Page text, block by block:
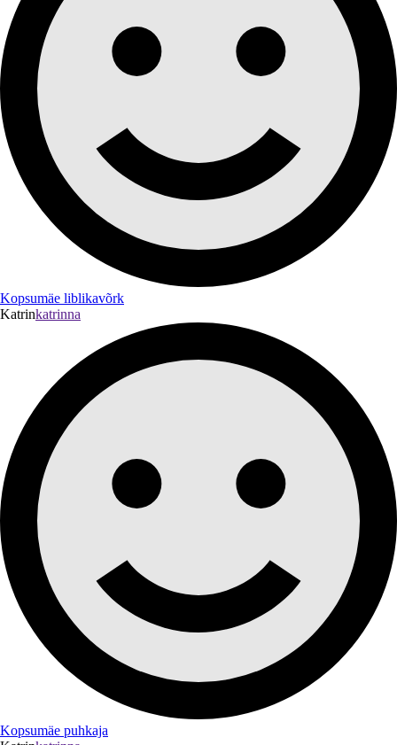
Kopsumäe liblikavõrk
Katrinkatrinna
Kopsumäe puhkaja